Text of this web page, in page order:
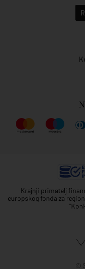
Krajnji primatelj
europskog fonda za
©